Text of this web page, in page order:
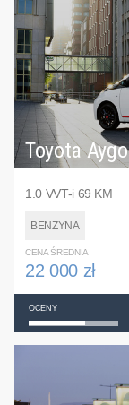
Toyota Aygo
1.0 VVT-i 69 KM
BENZYNA
CENA ŚREDNIA
22 000 zł
OCENY